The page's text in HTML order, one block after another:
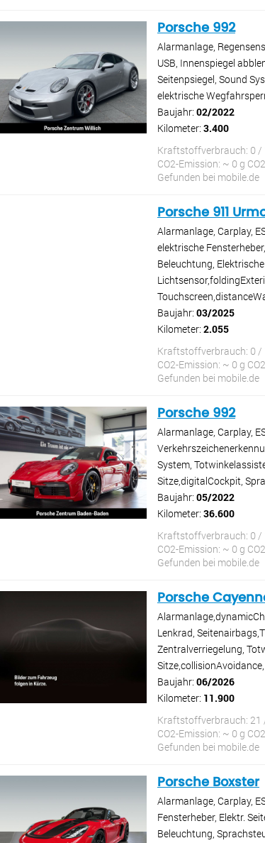
Porsche 992
Alarmanlage,
USB, Innenspiegel
Seitenpsiegel, Sound
elektrische
Baujahr: 02/2022
Kilometer: 3.400
Kraftstoffverbrauch: 0 /
CO2-Emission: ~ 0 g
Gefunden bei mobile.de
Porsche 911
Alarmanlage, Carplay,
elektrische
Beleuchtung,
Baujahr: 03/2025
Kilometer: 2.055
Kraftstoffverbrauch: 0 /
CO2-Emission: ~ 0 g
Gefunden bei mobile.de
Porsche 992
Alarmanlage, Carplay,
System,
Sitze,digitalCockpit,
Baujahr: 05/2022
Kilometer: 36.600
Kraftstoffverbrauch: 0 /
CO2-Emission: ~ 0 g
Gefunden bei mobile.de
Porsche
Lenkrad,
Zentralverriegelung,
Baujahr: 06/2026
Kilometer: 11.900
Kraftstoffverbrauch: 21
CO2-Emission: ~ 0 g
Gefunden bei mobile.de
Porsche Boxster
Alarmanlage, Carplay,
Fensterheber, Elektr.
Beleuchtung,